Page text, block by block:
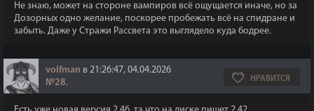
Не знаю, может на стороне вампиров всё ощущается иначе, но за
Дозорных одно желание, поскорее пробежать всё на спидране и
забыть. Даже у Стражи Рассвета это выглядело куда бодрее.
volfman в 21:26:47, 04.04.2026
№28, НРАВИТСЯ